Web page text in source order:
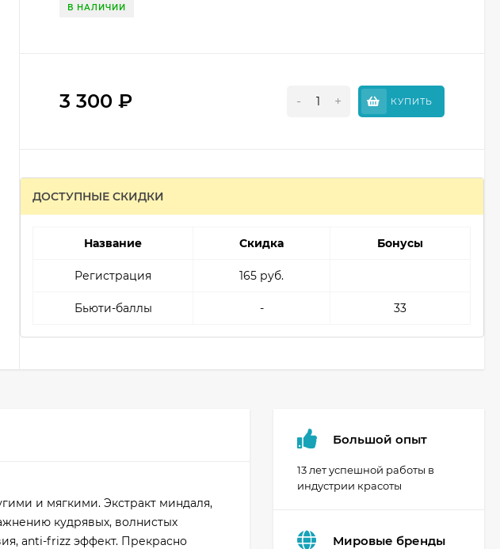
В НАЛИЧИИ
3 300₽ - + КУПИТЬ
ДОСТУПНЫЕ СКИДКИ
Название Скидка Бонусы
Регистрация 165 руб.
Бьюти-баллы - 33
и мягкими. Экстракт миндаля,
кудрявых, волнистых
anti-frizz эффект. Прекрасно
Большой опыт
13 лет успешной работы в
индустрии красоты
Мировые бренды